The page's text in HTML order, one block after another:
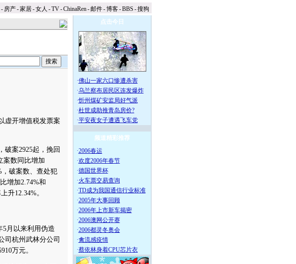
- 房产-家居-女人 -TV-ChinaRen-邮件-博客-BBS -搜狗
虚开增值税发票案
案2925起，挽回
案数同比增加
，破案数、查处犯
增加2.74%和
升12.34%。
月以来利用伪造
司杭州武林分公司
万元。
点击今日
·佛山一家六口惨遭杀害
·乌兰察布居民区连发爆炸
·忻州煤矿安监局好气派
·杜世成助推青岛房价?
·平安夜女子遭遇飞车党
频道精彩推荐
·2006春运
·欢度2006年春节
·德国世界杯
·火车票交易查询
·TD成为我国通信行业标准
·2005年大事回顾
·2006年上市新车揭密
·2006澳网公开赛
·2006都灵冬奥会
·禽流感疫情
·蔡依林身着CPU芯片衣